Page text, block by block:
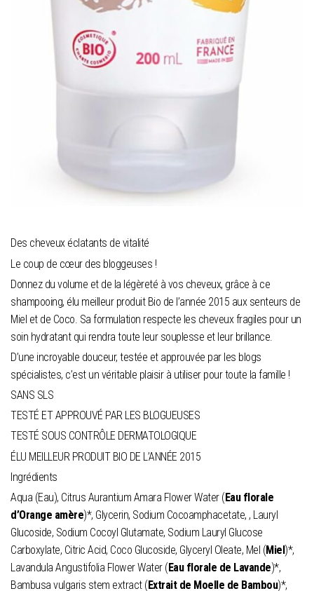
Des cheveux éclatants de vitalité
Le coup de cœur des bloggeuses !
Donnez du volume et de la légèreté à vos cheveux, grâce à ce
shampooing, élu meilleur produit Bio de l’année 2015 aux senteurs de
Miel et de Coco. Sa formulation respecte les cheveux fragiles pour un
soin hydratant qui rendra toute leur souplesse et leur brillance.
D’une incroyable douceur, testée et approuvée par les blogs
spécialistes, c’est un véritable plaisir à utiliser pour toute la famille !
SANS SLS
TESTÉ ET APPROUVÉ PAR LES BLOGUEUSES
TESTÉ SOUS CONTRÔLE DERMATOLOGIQUE
ÉLU MEILLEUR PRODUIT BIO DE L’ANNÉE 2015
Ingrédients
Aqua (Eau), Citrus Aurantium Amara Flower Water (Eau florale
d’Orange amère)*, Glycerin, Sodium Cocoamphacetate, , Lauryl
Glucoside, Sodium Cocoyl Glutamate, Sodium Lauryl Glucose
Carboxylate, Citric Acid, Coco Glucoside, Glyceryl Oleate, Mel (Miel)*,
Lavandula Angustifolia Flower Water (Eau florale de Lavande)*,
Bambusa vulgaris stem extract (Extrait de Moelle de Bambou)*,